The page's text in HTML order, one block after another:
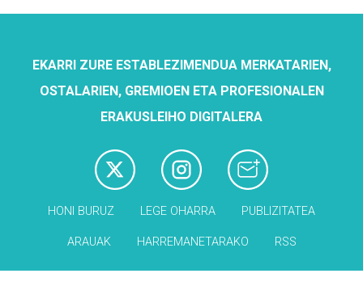
EKARRI ZURE ESTABLEZIMENDUA MERKATARIEN,
OSTALARIEN, GREMIOEN ETA PROFESIONALEN
ERAKUSLEIHO DIGITALERA
HONI BURUZ LEGE OHARRA PUBLIZITATEA
ARAUAK HARREMANETARAKO RSS